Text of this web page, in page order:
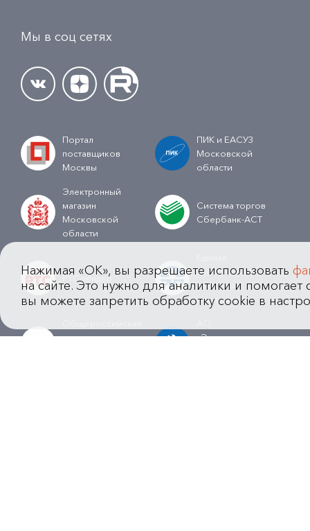
Мы в соц сетях
Портал
поставщиков
Москвы
ПИК и ЕАСУЗ
Московской
области
Электронный
магазин
Московской
области
Система торгов
Сбербанк-АСТ
РТС-тендер
электронная
торговая
площадка
система
«Электронные
Нажимая «OK», вы разрешаете использовать
на сайте. Это нужно для аналитики и помогает
вы можете запретить обработку cookie в